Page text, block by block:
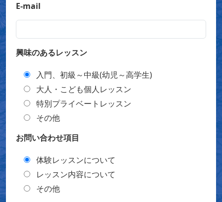
E-mail
興味のあるレッスン
入門、初級～中級(幼児～高学生)
大人・こども個人レッスン
特別プライベートレッスン
その他
お問い合わせ項目
体験レッスンについて
レッスン内容について
その他